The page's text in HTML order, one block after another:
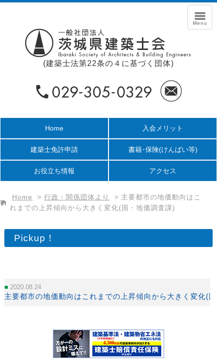
(建築士法第22条の４に基づく団体)
Home 入会メリット
建築士免許申請 書籍･保険(けんばい等)
お役立ち情報 アクセス
Home > 行政・関係団体より > 主要都市の地価動向はこ
れまでの上昇傾向から大きく変化(国・地価調査課)
Pickup！
2020.08.24
主要都市の地価動向はこれまでの上昇傾向から大きく変化(